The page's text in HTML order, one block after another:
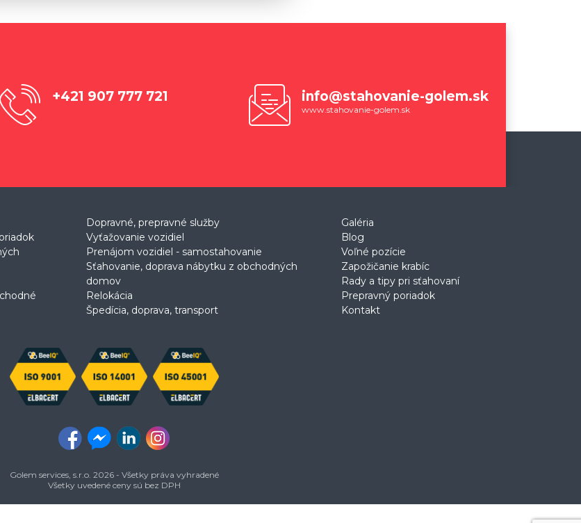
+421 907 777 721 info@stahovanie-golem.sk
www.stahovanie-golem.sk
Dopravné, prepravné služby
Vyťažovanie vozidiel
Prenájom vozidiel - samostahovanie
Sťahovanie, doprava nábytku z obchodných
domov
Relokácia
Špedícia, doprava, transport
Galéria
Blog
Voľné pozície
Zapožičanie krabíc
Rady a tipy pri sťahovaní
Prepravný poriadok
Kontakt
Golem services, s.r.o. 2026 - Všetky práva vyhradené
Všetky uvedené ceny sú bez DPH